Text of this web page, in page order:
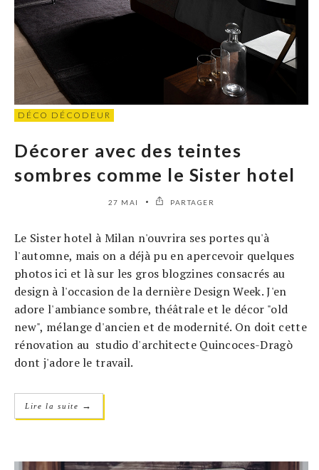
DÉCO DÉCODEUR
Décorer avec des teintes
sombres comme le Sister hotel
27 MAI PARTAGER
Le Sister hotel à Milan n'ouvrira ses portes qu'à
l'automne, mais on a déjà pu en apercevoir quelques
photos ici et là sur les gros blogzines consacrés au
design à l'occasion de la dernière Design Week. J'en
adore l'ambiance sombre, théâtrale et le décor "old
new", mélange d'ancien et de modernité. On doit cette
rénovation au studio d'architecte Quincoces-Dragò
dont j'adore le travail.
Lire la suite →